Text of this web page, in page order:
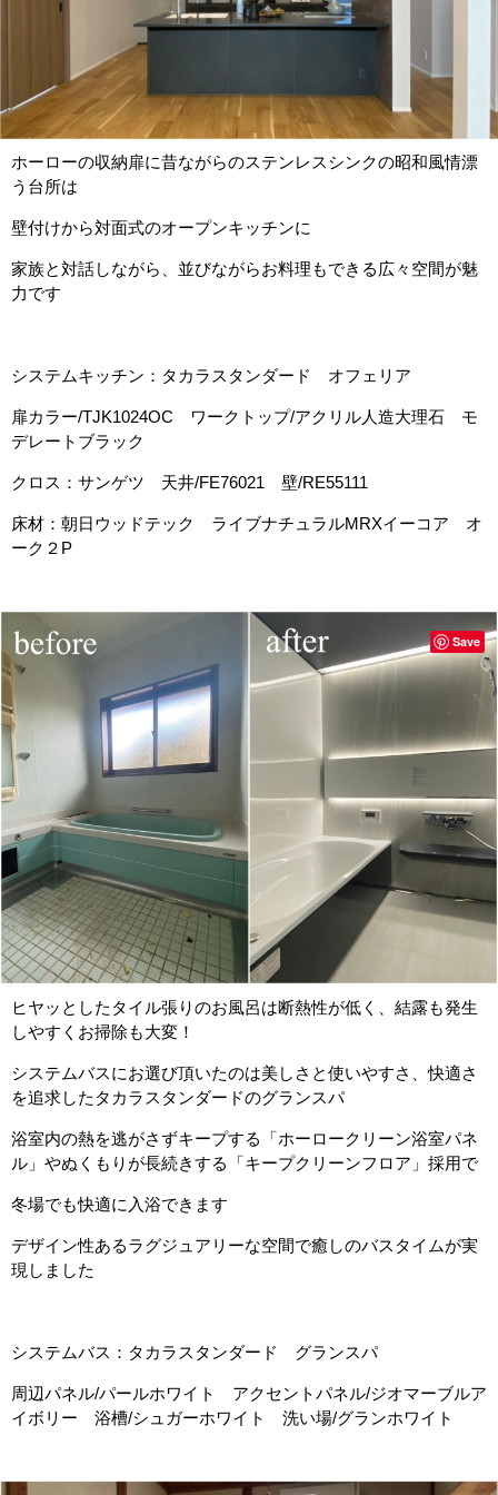
ホーローの収納扉に昔ながらのステンレスシンクの昭和風情漂
う台所は
壁付けから対面式のオープンキッチンに
家族と対話しながら、並びながらお料理もできる広々空間が魅
力です
システムキッチン：タカラスタンダード オフェリア
扉カラー/TJK1024OC ワークトップ/アクリル人造大理石 モ
デレートブラック
クロス：サンゲツ 天井/FE76021 壁/RE55111
床材：朝日ウッドテック ライブナチュラルMRXイーコア オ
ーク２P
ヒヤッとしたタイル張りのお風呂は断熱性が低く、結露も発生
しやすくお掃除も大変！
システムバスにお選び頂いたのは美しさと使いやすさ、快適さ
を追求したタカラスタンダードのグランスパ
浴室内の熱を逃がさずキープする「ホーロークリーン浴室パネ
ル」やぬくもりが長続きする「キープクリーンフロア」採用で
冬場でも快適に入浴できます
デザイン性あるラグジュアリーな空間で癒しのバスタイムが実
現しました
システムバス：タカラスタンダード グランスパ
周辺パネル/パールホワイト アクセントパネル/ジオマーブルア
イボリー 浴槽/シュガーホワイト 洗い場/グランホワイト
Save